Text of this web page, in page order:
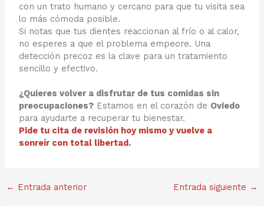
con un trato humano y cercano para que tu visita sea
lo más cómoda posible.
Si notas que tus dientes reaccionan al frío o al calor,
no esperes a que el problema empeore. Una
detección precoz es la clave para un tratamiento
sencillo y efectivo.
¿Quieres volver a disfrutar de tus comidas sin
preocupaciones? Estamos en el corazón de Oviedo
para ayudarte a recuperar tu bienestar.
Pide tu cita de revisión hoy mismo y vuelve a
sonreír con total libertad.
← Entrada anterior Entrada siguiente →